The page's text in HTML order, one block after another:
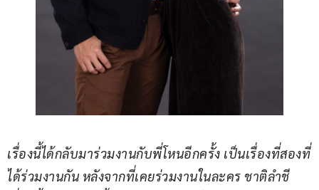
เรื่องนี้ได้กลับมาร่วมงานกับพี่โหนอีกครั้ง เป็นเรื่องที่สองที่
ได้ร่วมงานกัน หลังจากที่เคยร่วมงานในละคร ชาติลำชี